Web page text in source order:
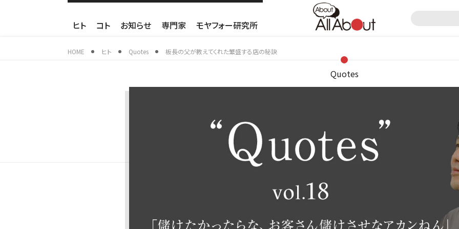
ヒト コト お知らせ 専門家 モヤフォー研究所
HOME ヒト Quotes 板長の父が教えてくれた繁盛する店の秘訣
Quotes